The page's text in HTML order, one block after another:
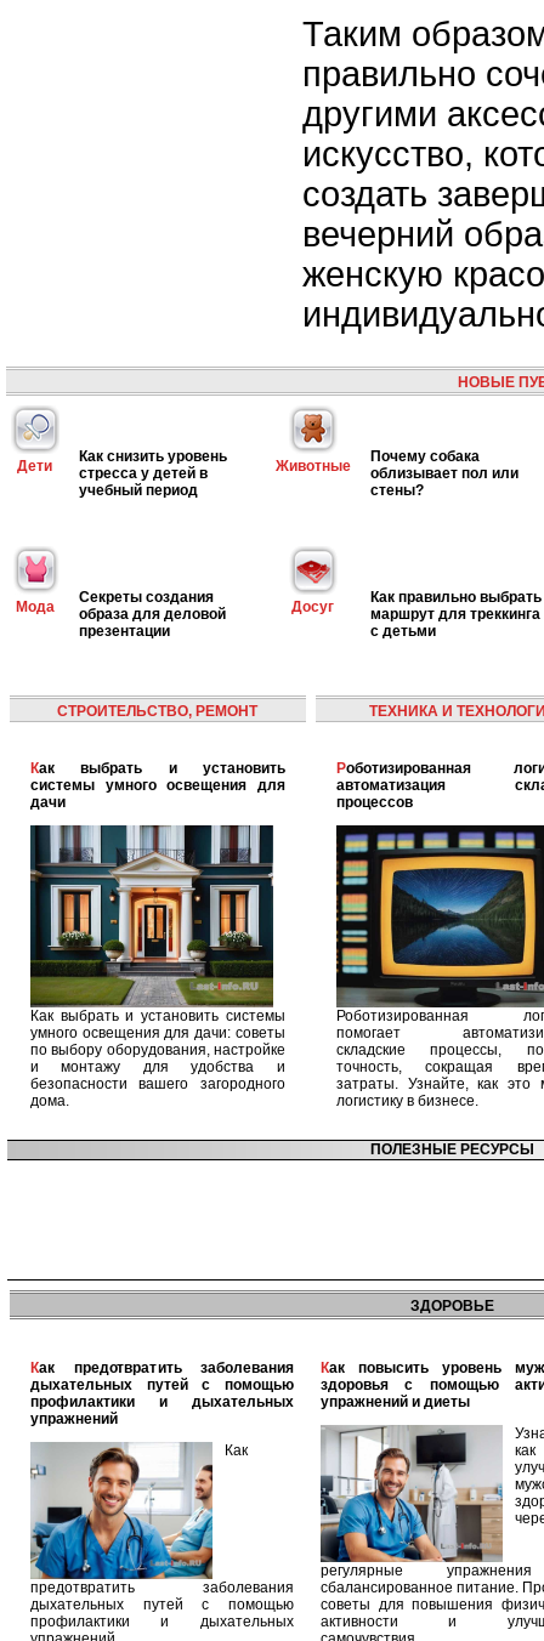
Таким
правильно
другими
искусство,
создать
вечерний
женскую
НОВЫЕ
Дети
Как снизить уровень
стресса у детей в
учебный период
Животные
Почему собака
облизывает пол или
стены?
Мода
Секреты создания
образа для деловой
презентации
Досуг
Как правильно выбрать
маршрут для треккинга
с детьми
СТРОИТЕЛЬСТВО, РЕМОНТ
Как выбрать и установить
системы умного освещения для
дачи
Как выбрать и установить системы
умного освещения для дачи: советы
по выбору оборудования, настройке
и монтажу для удобства и
безопасности вашего загородного
дома.
ТЕХНИКА И
Роботизированная логистика:
автоматизация
процессов
Роботизированная
помогает
складские процессы,
точность, сокращая
затраты. Узнайте, как это
логистику в бизнесе.
ПОЛЕЗНЫЕ РЕСУРСЫ
ЗДОРОВЬЕ
Как предотвратить заболевания
дыхательных путей с помощью
профилактики и дыхательных
упражнений
Как
предотвратить заболевания
дыхательных путей с помощью
профилактики и дыхательных
Как повысить уровень мужского
здоровья с помощью
упражнений и диеты
как
регулярные
сбалансированное питание.
советы для повышения
активности и